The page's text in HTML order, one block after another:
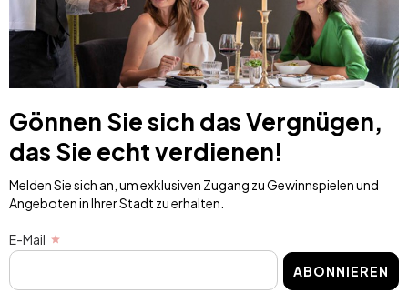
Gönnen Sie sich das Vergnügen,
das Sie echt verdienen!
Melden Sie sich an, um exklusiven Zugang zu Gewinnspielen und
Angeboten in Ihrer Stadt zu erhalten.
E-Mail
ABONNIEREN